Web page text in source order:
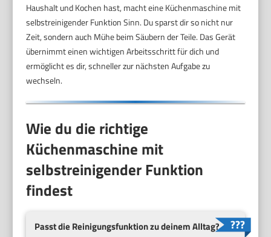
Haushalt und Kochen hast, macht eine Küchenmaschine mit
selbstreinigender Funktion Sinn. Du sparst dir so nicht nur
Zeit, sondern auch Mühe beim Säubern der Teile. Das Gerät
übernimmt einen wichtigen Arbeitsschritt für dich und
ermöglicht es dir, schneller zur nächsten Aufgabe zu
wechseln.
Wie du die richtige
Küchenmaschine mit
selbstreinigender Funktion
findest
Passt die Reinigungsfunktion zu deinem Alltag?